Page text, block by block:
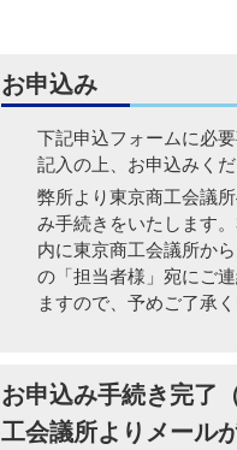
お申込み
下記申込フォームに必
記入の上、お申込みくだ
弊所より東京商工会議
み手続きをいたします
内に東京商工会議所か
の「担当者様」宛にご
ますので、予めご了承く
お申込み手続き完了
工会議所よりメール